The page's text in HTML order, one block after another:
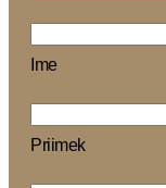
Ime
Priimek